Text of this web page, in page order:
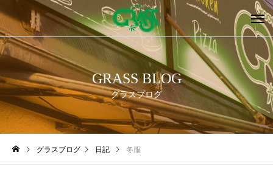
GRASS BLOG
グラスブログ
グラスブログ 日記 冬服